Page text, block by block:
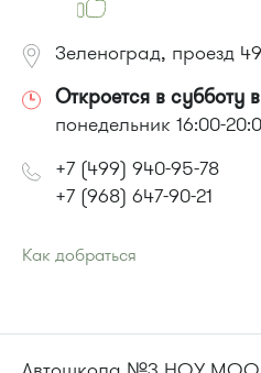
Зеленоград, проезд
Откроется в субботу
понедельник 16:00-
+7 (499) 940-95-78
+7 (968) 647-90-21
Как добраться
или до остановки"Южная
автобус 31